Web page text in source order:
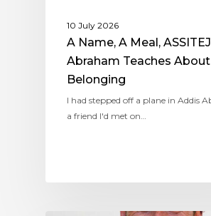
10 July 2026
A Name, A Meal,
Abraham Teaches About
Belonging
I had stepped off a plane in Addis
a friend I'd met on…